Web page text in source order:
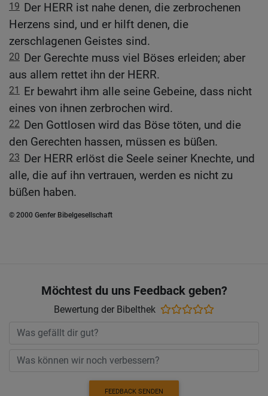
19 Der HERR ist nahe denen, die zerbrochenen
Herzens sind, und er hilft denen, die
zerschlagenen Geistes sind.
20 Der Gerechte muss viel Böses erleiden; aber
aus allem rettet ihn der HERR.
21 Er bewahrt ihm alle seine Gebeine, dass nicht
eines von ihnen zerbrochen wird.
22 Den Gottlosen wird das Böse töten, und die
den Gerechten hassen, müssen es büßen.
23 Der HERR erlöst die Seele seiner Knechte, und
alle, die auf ihn vertrauen, werden es nicht zu
büßen haben.
© 2000 Genfer Bibelgesellschaft
Möchtest du uns Feedback geben?
Bewertung der Bibelthek
FEEDBACK SENDEN